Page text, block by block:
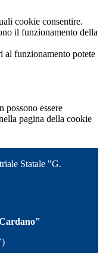
cookie consentire.
il funzionamento della
al funzionamento potete
possono essere
pagina della cookie
Statale "G.